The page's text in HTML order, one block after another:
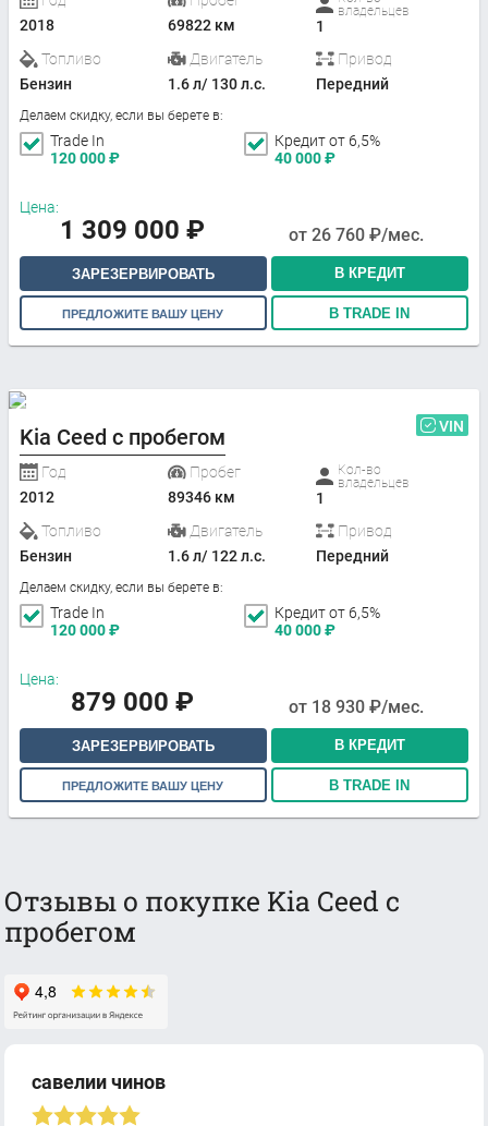
2018
69822 км
владельцев
1
Топливо
Бензин
Двигатель
1.6 л/ 130 л.с.
Привод
Передний
Делаем скидку, если вы берете в:
Trade In
120 000₽
Кредит от 6,5%
40 000₽
Цена:
1 309 000 ₽ от 26 760 ₽/мес.
ЗАРЕЗЕРВИРОВАТЬ В КРЕДИТ
ПРЕДЛОЖИТЕ ВАШУ ЦЕНУ В TRADE IN
Kia Ceed с пробегом VIN
Год
2012
Пробег
89346 км
Кол-во
владельцев
1
Топливо
Бензин
Двигатель
1.6 л/ 122 л.с.
Привод
Передний
Делаем скидку, если вы берете в:
Trade In
120 000₽
Кредит от 6,5%
40 000₽
Цена:
879 000 ₽ от 18 930 ₽/мес.
ЗАРЕЗЕРВИРОВАТЬ В КРЕДИТ
ПРЕДЛОЖИТЕ ВАШУ ЦЕНУ В TRADE IN
Отзывы о покупке Kia Ceed с
пробегом
савелии чинов